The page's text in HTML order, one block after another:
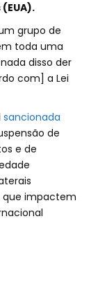
grupo de
toda uma
disso der
com] a Lei
sancionada
de
e de
que impactem